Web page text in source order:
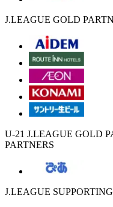
J.LEAGUE GOLD
U-21 J.LEAGUE GOLD
PARTNERS
J.LEAGUE